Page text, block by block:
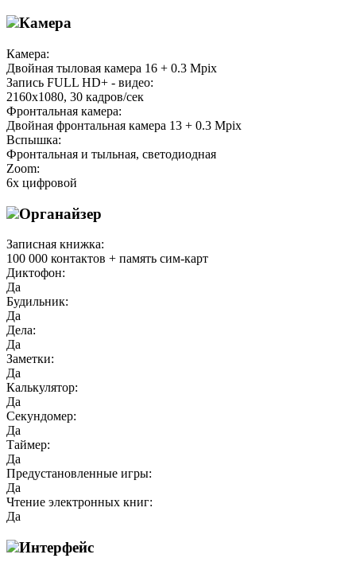
Камера
Камера:
Двойная тыловая камера 16 + 0.3 Mpix
Запись FULL HD+ - видео:
2160х1080, 30 кадров/сек
Фронтальная камера:
Двойная фронтальная камера 13 + 0.3 Mpix
Вспышка:
Фронтальная и тыльная, светодиодная
Zoom:
6х цифровой
Органайзер
Записная книжка:
100 000 контактов + память сим-карт
Диктофон:
Да
Будильник:
Да
Дела:
Да
Заметки:
Да
Калькулятор:
Да
Секундомер:
Да
Таймер:
Да
Предустановленные игры:
Да
Чтение электронных книг:
Да
Интерфейс